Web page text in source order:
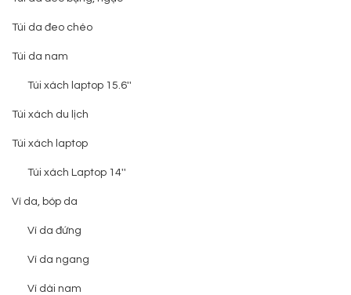
Túi da đeo chéo
Túi da nam
Túi xách laptop 15.6''
Túi xách du lịch
Túi xách laptop
Túi xách Laptop 14''
Ví da, bóp da
Ví da đứng
Ví da ngang
Ví dài nam